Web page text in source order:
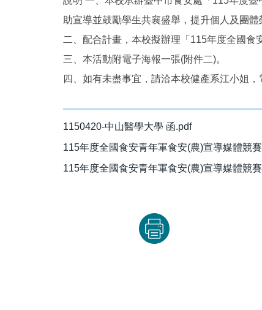
助宣導並鼓勵學生共襄盛舉，提升個人及團體
二、配合計畫，本校擬辦理「115年度全國食
三、本活動附電子海報一張(附件二)。
四、如有未盡事宜，請洽本校健產系江小姐
1150420-中山醫學大學 函.pdf
115年度全國食安青年軍食安(農)宣導媒體競
115年度全國食安青年軍食安(農)宣導媒體競